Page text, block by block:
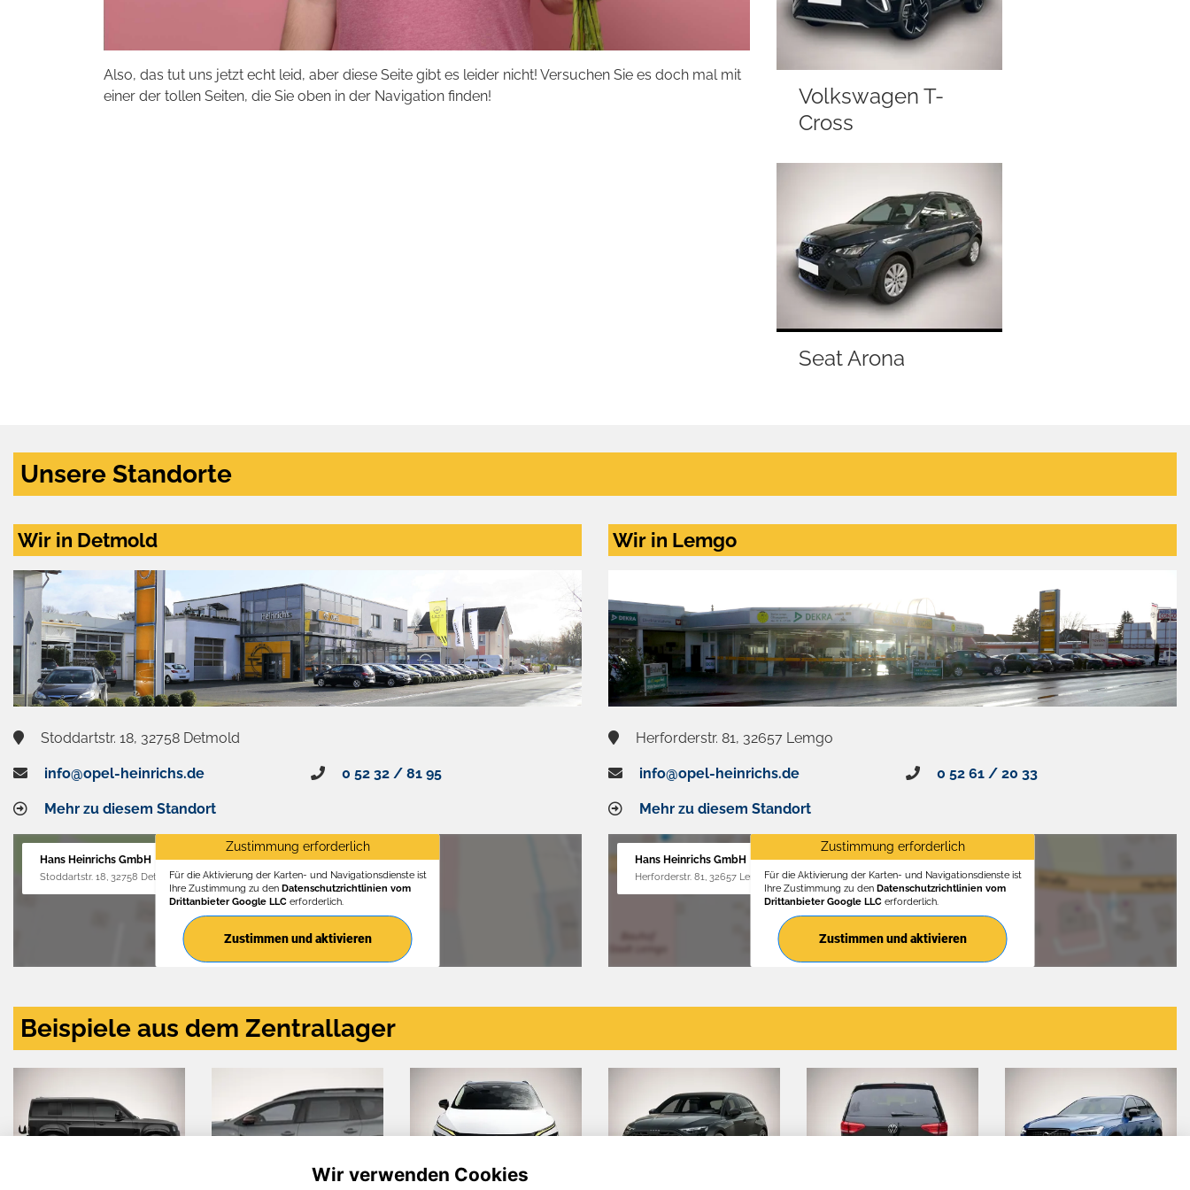
Also, das tut uns jetzt echt leid, aber diese Seite gibt es leider nicht! Versuchen Sie es doch mal mit
einer der tollen Seiten, die Sie oben in der Navigation finden!
Volkswagen T-
Cross
Seat Arona
Unsere Standorte
Wir in Detmold
Stoddartstr. 18, 32758 Detmold
info@opel-heinrichs.de 0 52 32 / 81 95
Mehr zu diesem Standort
Hans Heinrichs GmbH
Stoddartstr. 18, 32758 Detmold
Zustimmung erforderlich
Für die Aktivierung der Karten- und Navigationsdienste ist
Ihre Zustimmung zu den Datenschutzrichtlinien vom
Drittanbieter Google LLCerforderlich.
Zustimmen und aktivieren
Wir in Lemgo
Herforderstr. 81, 32657 Lemgo
info@opel-heinrichs.de 0 52 61 / 20 33
Mehr zu diesem Standort
Hans Heinrichs GmbH
Herforderstr. 81, 32657 Lemgo
Zustimmung erforderlich
Für die Aktivierung der Karten- und Navigationsdienste ist
Ihre Zustimmung zu den Datenschutzrichtlinien vom
Drittanbieter Google LLCerforderlich.
Zustimmen und aktivieren
Beispiele aus dem Zentrallager
Wir verwenden Cookies